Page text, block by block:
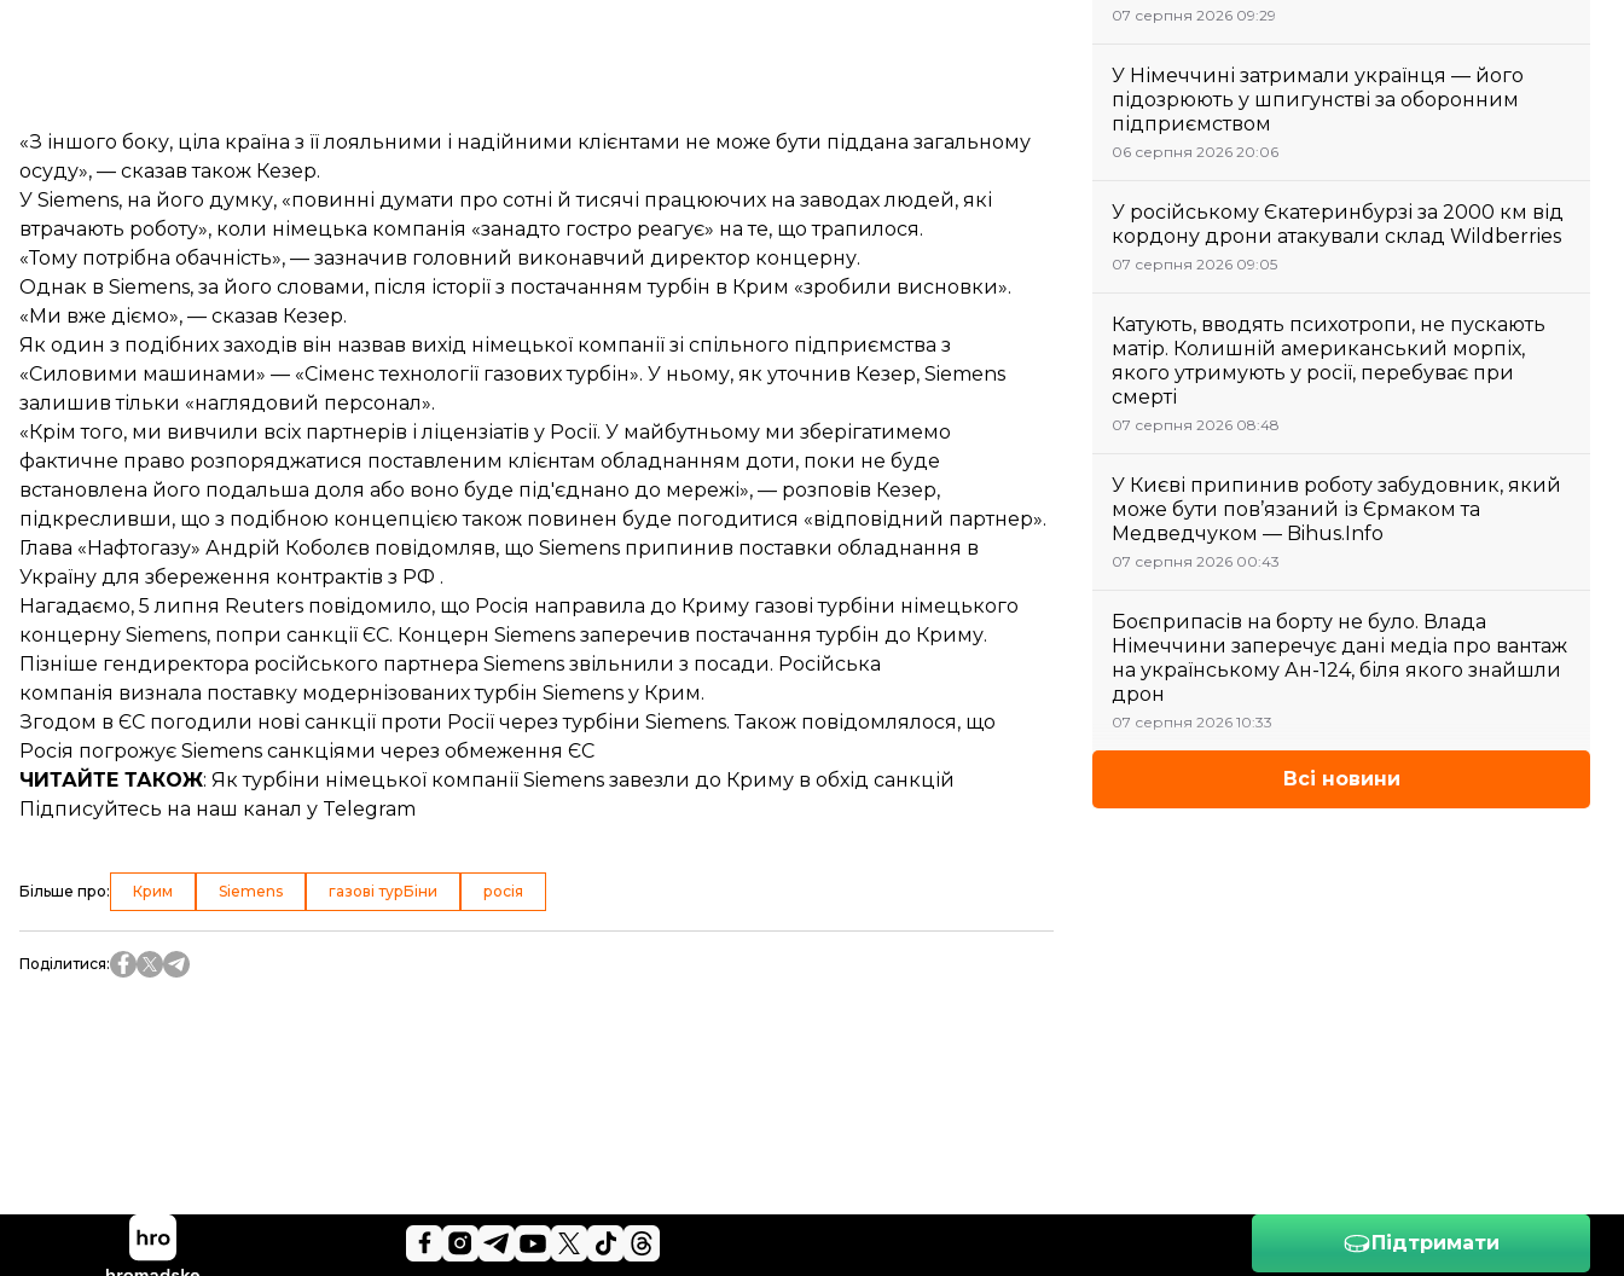
«З іншого боку, ціла країна з її лояльними і надійними клієнтами не може бути піддана загальному
осуду», — сказав також Кезер.
У Siemens, на його думку, «повинні думати про сотні й тисячі працюючих на заводах людей, які
втрачають роботу», коли німецька компанія «занадто гостро реагує» на те, що трапилося.
«Тому потрібна обачність», — зазначив головний виконавчий директор концерну.
Однак в Siemens, за його словами, після історії з постачанням турбін в Крим «зробили висновки».
«Ми вже діємо», — сказав Кезер.
Як один з подібних заходів він назвав вихід німецької компанії зі спільного підприємства з
«Силовими машинами» — «Сіменс технології газових турбін». У ньому, як уточнив Кезер, Siemens
залишив тільки «наглядовий персонал».
«Крім того, ми вивчили всіх партнерів і ліцензіатів у Росії. У майбутньому ми зберігатимемо
фактичне право розпоряджатися поставленим клієнтам обладнанням доти, поки не буде
встановлена ​​його подальша доля або воно буде під'єднано до мережі», — розповів Кезер,
підкресливши, що з подібною концепцією також повинен буде погодитися «відповідний партнер».
Глава «Нафтогазу» Андрій Коболєв повідомляв, що Siemens припинив поставки обладнання в
Україну для збереження контрактів з РФ .
Нагадаємо, 5 липня Reuters повідомило, що Росія направила до Криму газові турбіни німецького
концерну Siemens, попри санкції ЄС. Концерн Siemens заперечив постачання турбін до Криму.
Пізніше гендиректора російського партнера Siemens звільнили з посади. Російська
компанія визнала поставку модернізованих турбін Siemens у Крим.
Згодом в ЄС погодили нові санкції проти Росії через турбіни Siemens. Також повідомлялося, що
Росія погрожує Siemens санкціями через обмеження ЄС
ЧИТАЙТЕ ТАКОЖ: Як турбіни німецької компанії Siemens завезли до Криму в обхід санкцій
Підписуйтесь на наш канал у Telegram
Більше про: Крим Siemens газові турБіни росія
Поділитися:
07 серпня 2026 09:29
У Німеччині затримали українця — його
підозрюють у шпигунстві за оборонним
підприємством
06 серпня 2026 20:06
У російському Єкатеринбурзі за 2000 км від
кордону дрони атакували склад Wildberries
07 серпня 2026 09:05
Катують, вводять психотропи, не пускають
матір. Колишній американський морпіх,
якого утримують у росії, перебуває при
смерті
07 серпня 2026 08:48
У Києві припинив роботу забудовник, який
може бути пов’язаний із Єрмаком та
Медведчуком — Bihus.Info
07 серпня 2026 00:43
Боєприпасів на борту не було. Влада
Німеччини заперечує дані медіа про вантаж
на українському Ан-124, біля якого знайшли
дрон
07 серпня 2026 10:33
Всі новини
Підтримати